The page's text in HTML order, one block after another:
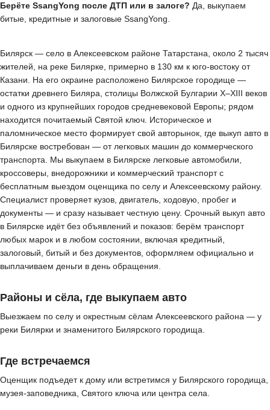
Берёте SsangYong после ДТП или в залоге? Да, выкупаем
битые, кредитные и залоговые SsangYong.
Билярск — село в Алексеевском районе Татарстана, около 2 тысяч
жителей, на реке Билярке, примерно в 130 км к юго-востоку от
Казани. На его окраине расположено Билярское городище —
остатки древнего Биляра, столицы Волжской Булгарии X–XIII веков
и одного из крупнейших городов средневековой Европы; рядом
находится почитаемый Святой ключ. Историческое и
паломническое место формирует свой авторынок, где выкуп авто в
Билярске востребован — от легковых машин до коммерческого
транспорта. Мы выкупаем в Билярске легковые автомобили,
кроссоверы, внедорожники и коммерческий транспорт с
бесплатным выездом оценщика по селу и Алексеевскому району.
Специалист проверяет кузов, двигатель, ходовую, пробег и
документы — и сразу называет честную цену. Срочный выкуп авто
в Билярске идёт без объявлений и показов: берём транспорт
любых марок и в любом состоянии, включая кредитный,
залоговый, битый и без документов, оформляем официально и
выплачиваем деньги в день обращения.
Районы и сёла, где выкупаем авто
Выезжаем по селу и окрестным сёлам Алексеевского района — у
реки Билярки и знаменитого Билярского городища.
Где встречаемся
Оценщик подъедет к дому или встретимся у Билярского городища,
музея-заповедника, Святого ключа или центра села.